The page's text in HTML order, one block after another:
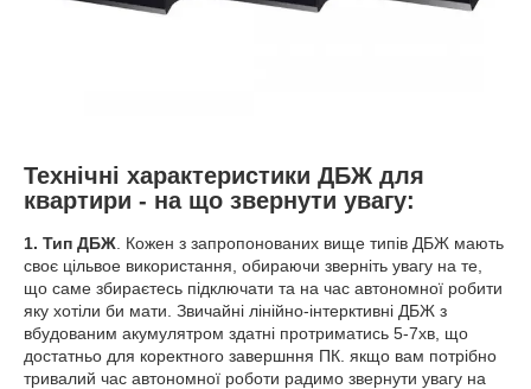
Технічні характеристики ДБЖ для
квартири - на що звернути увагу:
1. Тип ДБЖ . Кожен з запропонованих вище типів ДБЖ мають
своє цільвое використання, обираючи зверніть увагу на те,
що саме збираєтесь підключати та на час автономної робити
яку хотіли би мати. Звичайні лінійно-інтерктивні ДБЖ з
вбудованим акумулятром здатні протриматись 5-7хв, що
достатньо для коректного завершння ПК. якщо вам потрібно
тривалий час автономної роботи радимо звернути увагу на